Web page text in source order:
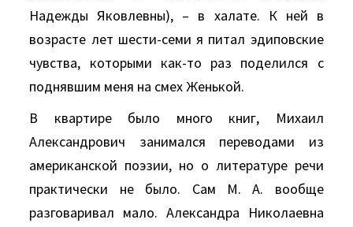
Надежды Яковлевны), – в халате. К ней в
возрасте лет шести-семи я питал эдиповские
чувства, которыми как-то раз поделился с
поднявшим меня на смех Женькой.
В квартире было много книг, Михаил
Александрович занимался переводами из
американской поэзии, но о литературе речи
практически не было. Сам М. А. вообще
разговаривал мало. Александра Николаевна